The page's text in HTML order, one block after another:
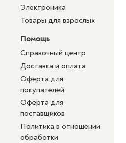
Электроника
Товары для взрослых
Помощь
Справочный центр
Доставка и оплата
Оферта для
покупателей
Оферта для
поставщиков
Политика в отношении
обработки